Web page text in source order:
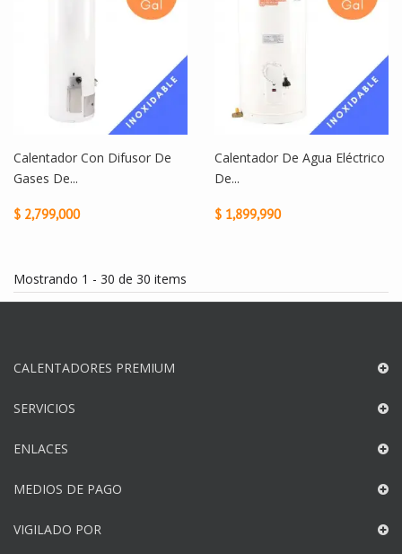
Calentador Con Difusor De
Gases De...
$ 2,799,000
Calentador De Agua Eléctrico
De...
$ 1,899,990
Mostrando 1 - 30 de 30 items
CALENTADORES PREMIUM
SERVICIOS
ENLACES
MEDIOS DE PAGO
VIGILADO POR